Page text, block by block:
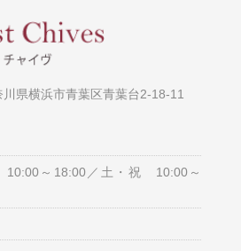
県横浜市青葉区青葉台2-18-11
～18:00／土・祝 10:00～